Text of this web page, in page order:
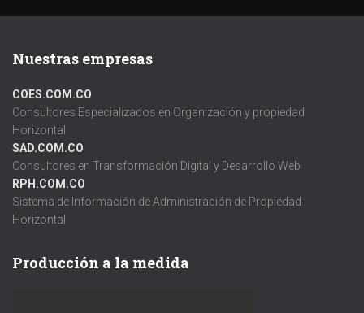
Nuestras empresas
COES.COM.CO
Consultores Especializados en Organización y propiedad
Horizontal
SAD.COM.CO
Consultores en Transformación Digital y Desarrollo Web
RPH.COM.CO
Sistema de Información de Administración de Propiedad
Horizontal
Producción a la medida